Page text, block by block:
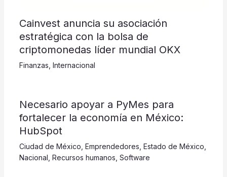
Cainvest anuncia su asociación
estratégica con la bolsa de
criptomonedas líder mundial OKX
Finanzas Internacional
​​​​​Necesario apoyar a PyMes para
fortalecer la economía en México:
HubSpot
Ciudad de México Emprendedores Estado de México
Nacional Recursos humanos Software